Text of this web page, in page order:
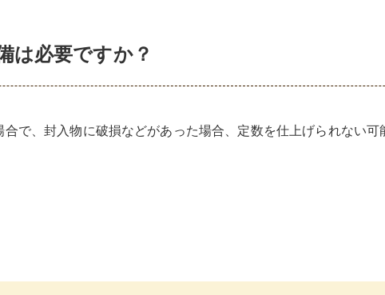
は必要ですか？
で、封入物に破損などがあった場合、定数を仕上げられない